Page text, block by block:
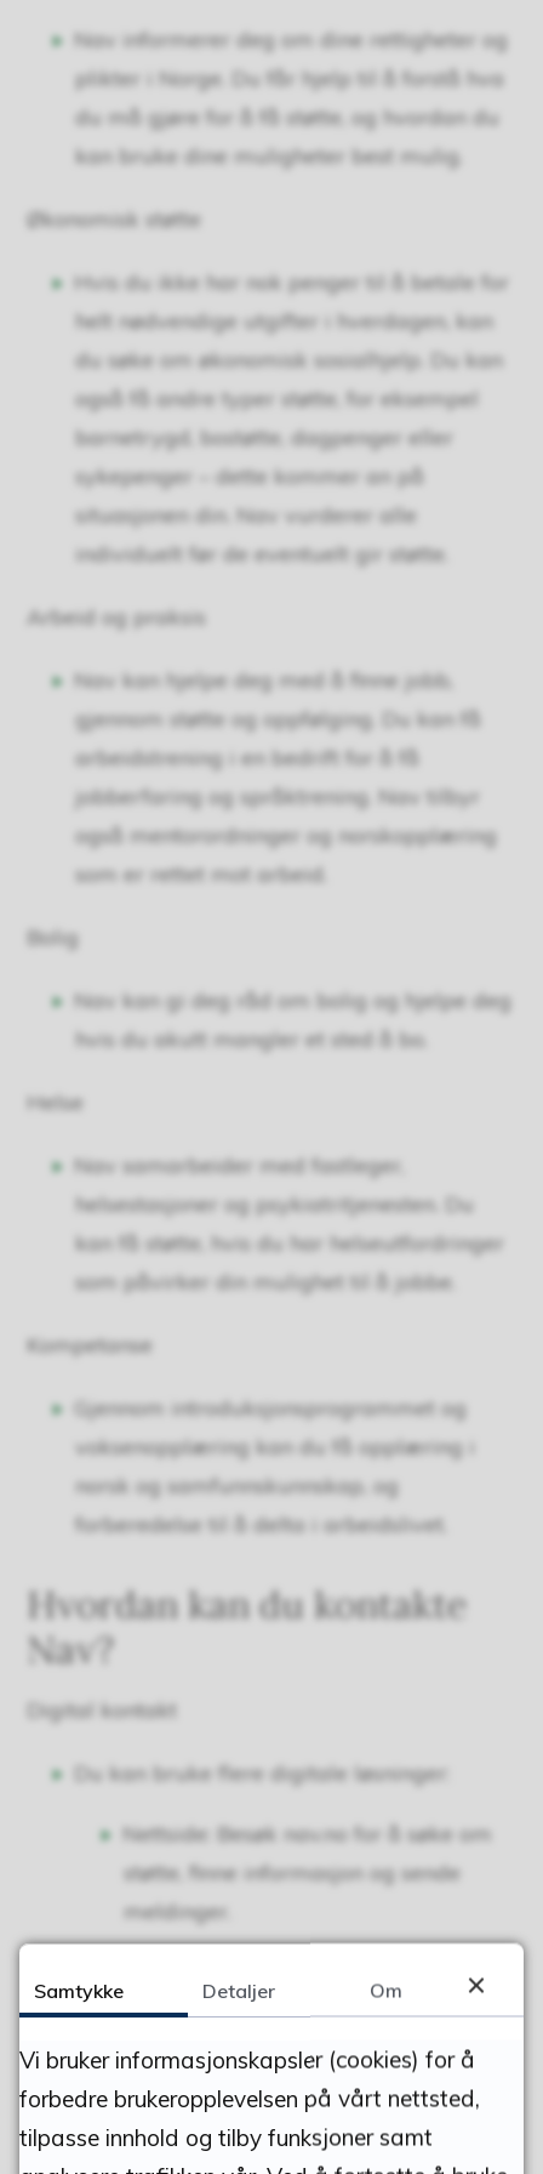
Nav informerer deg om dine rettigheter og
plikter i Norge. Du får hjelp til å forstå hva
du må gjøre for å få støtte, og hvordan du
kan bruke dine muligheter best mulig.
Økonomisk støtte
Hvis du ikke har nok penger til å betale for
helt nødvendige utgifter i hverdagen, kan
du søke om økonomisk sosialhjelp. Du kan
også få andre typer støtte, for eksempel
barnetrygd, bostøtte, dagpenger eller
sykepenger – dette kommer an på
situasjonen din. Nav vurderer alle
individuelt før de eventuelt gir støtte.
Arbeid og praksis
Nav kan hjelpe deg med å finne jobb,
gjennom støtte og oppfølging. Du kan få
arbeidstrening i en bedrift for å få
jobberfaring og språktrening. Nav tilbyr
også mentorordninger og norskopplæring
som er rettet mot arbeid.
Bolig
Nav kan gi deg råd om bolig og hjelpe deg
hvis du akutt mangler et sted å bo.
Helse
Nav samarbeider med fastleger,
helsestasjoner og psykiatritjenesten. Du
kan få støtte, hvis du har helseutfordringer
som påvirker din mulighet til å jobbe.
Kompetanse
Gjennom introduksjonsprogrammet og
voksenopplæring kan du få opplæring i
norsk og samfunnskunnskap, og
forberedelse til å delta i arbeidslivet.
Hvordan kan du kontakte
Nav?
Digital kontakt
Du kan bruke flere digitale løsninger:
Nettside: Besøk nav.no for å søke om
støtte, finne informasjon og sende
meldinger.
døgnet. På hverdager kl. 9–15 kan du
snakke med en veileder.
Samtykke Detaljer Om
Vi bruker informasjonskapsler (cookies) for å
forbedre brukeropplevelsen på vårt nettsted,
tilpasse innhold og tilby funksjoner samt